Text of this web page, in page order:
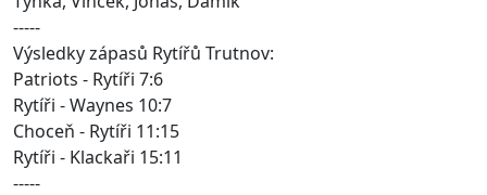
-----
Výsledky zápasů Rytířů Trutnov:
Patriots - Rytíři 7:6
Rytíři - Waynes 10:7
Choceň - Rytíři 11:15
Rytíři - Klackaři 15:11
-----